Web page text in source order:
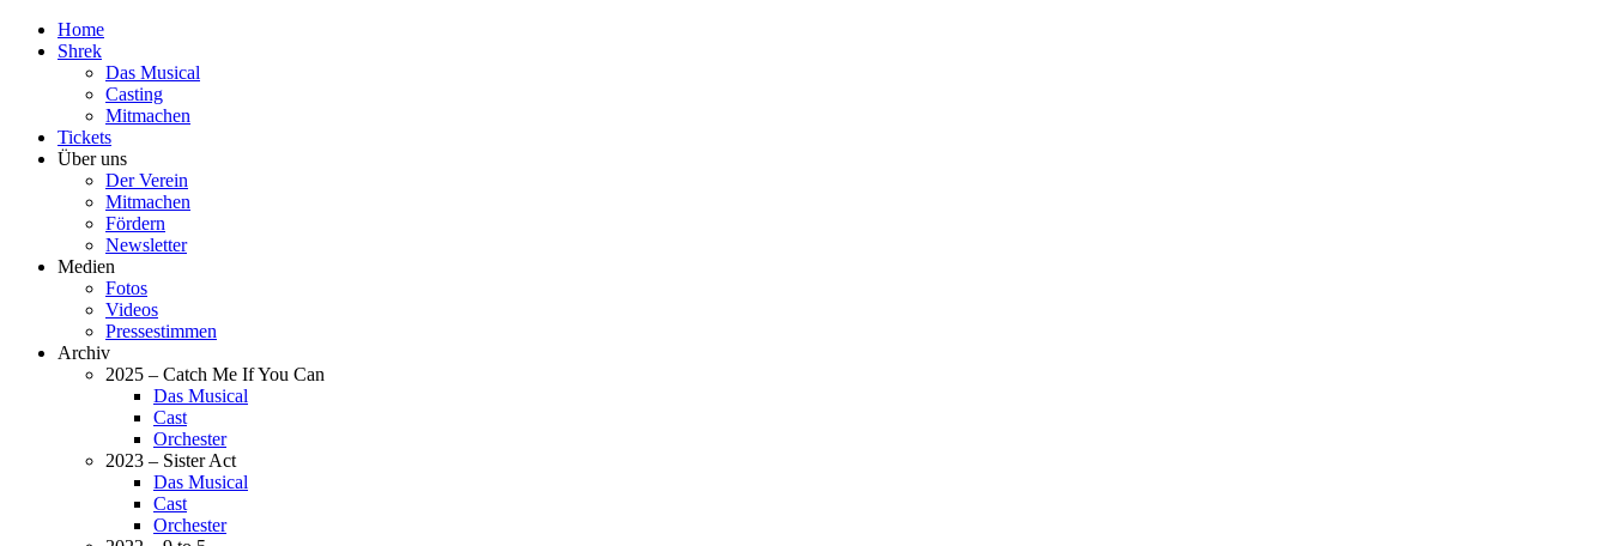
Home
Shrek
Das Musical
Casting
Mitmachen
Tickets
Über uns
Der Verein
Mitmachen
Fördern
Newsletter
Medien
Fotos
Videos
Pressestimmen
Archiv
2025 – Catch Me If You Can
Das Musical
Cast
Orchester
2023 – Sister Act
Das Musical
Cast
Orchester